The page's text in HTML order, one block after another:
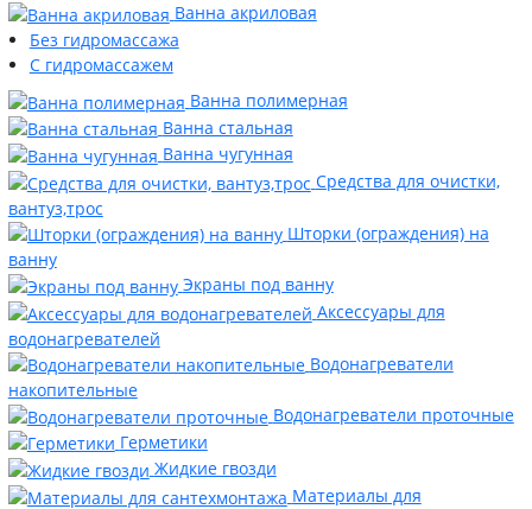
Ванна акриловая
Без гидромассажа
С гидромассажем
Ванна полимерная
Ванна стальная
Ванна чугунная
Средства для очистки,
вантуз,трос
Шторки (ограждения) на
ванну
Экраны под ванну
Аксессуары для
водонагревателей
Водонагреватели
накопительные
Водонагреватели проточные
Герметики
Жидкие гвозди
Материалы для